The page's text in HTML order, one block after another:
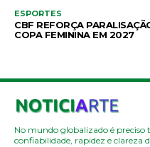
ESPORTES
CBF REFORÇA
COPA FEMININA EM 2027
No mundo globalizado é preciso
confiabilidade, rapidez e clareza